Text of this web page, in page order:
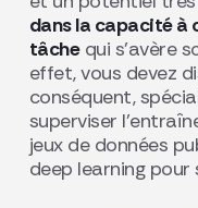
dans la capacité à
tâchequi s’avère
effet, vous devez
conséquent,
superviser
jeux de données
deep learning